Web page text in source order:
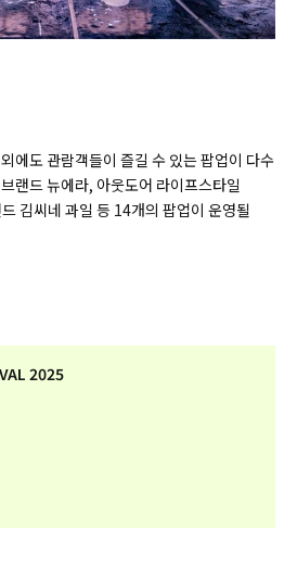
에도 관람객들이 즐길 수 있는 팝업이 다수
랜드 뉴에라, 아웃도어 라이프스타일
김씨네 과일 등 14개의 팝업이 운영될
2025